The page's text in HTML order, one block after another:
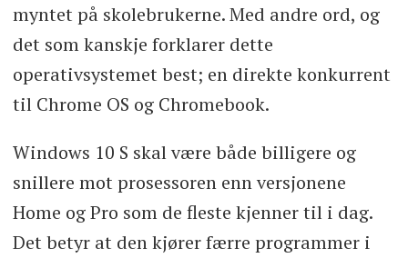
myntet på skolebrukerne. Med andre ord, og
det som kanskje forklarer dette
operativsystemet best; en direkte konkurrent
til Chrome OS og Chromebook.
Windows 10 S skal være både billigere og
snillere mot prosessoren enn versjonene
Home og Pro som de fleste kjenner til i dag.
Det betyr at den kjører færre programmer i